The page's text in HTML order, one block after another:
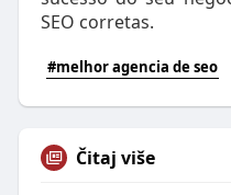
SEO corretas.
#melhor agencia de seo
Čitaj više